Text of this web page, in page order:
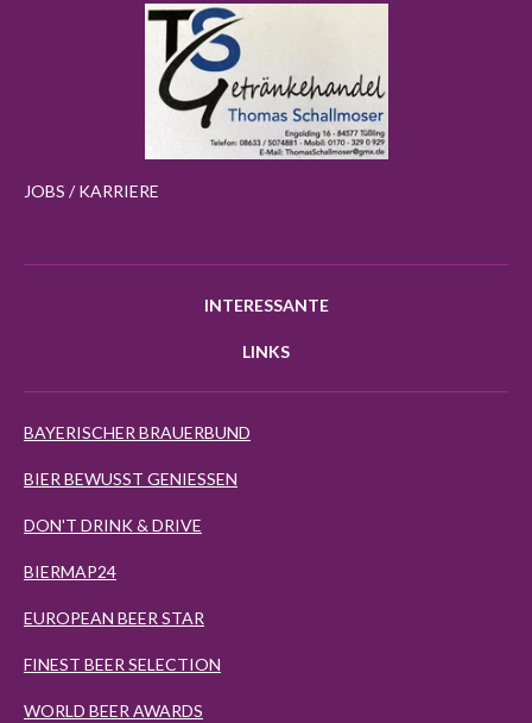
JOBS / KARRIERE
INTERESSANTE
LINKS
BAYERISCHER BRAUERBUND
BIER BEWUSST GENIESSEN
DON'T DRINK & DRIVE
BIERMAP24
EUROPEAN BEER STAR
FINEST BEER SELECTION
WORLD BEER AWARDS